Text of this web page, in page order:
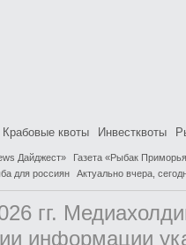
Крабовые квоты Инвестквоты
Дайджест»
Газета «Рыбак
для россиян Актуально вчера,
гг.
информации